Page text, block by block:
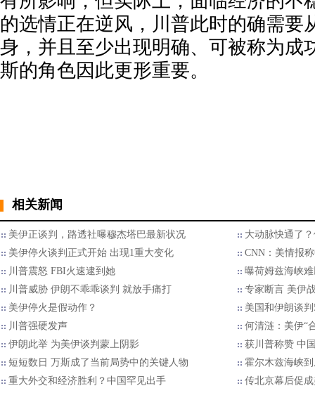
的选情正在逆风，川普此时的确需要
身，并且至少出现明确、可被称为成
斯的角色因此更形重要。
相关新闻
美伊正谈判，路透社曝穆杰塔巴最新状况
大动脉快通了
美伊停火谈判正式开始 出现1重大变化
CNN：美情报
川普震怒 FBI火速逮到她
曝荷姆兹海峡
川普威胁 伊朗不乖乖谈判 就放手痛打
专家断言 美伊
美伊停火是假动作？
美国和伊朗谈
川普强硬发声
何清涟：美伊“
伊朗此举 为美伊谈判蒙上阴影
获川普称赞 中
短短数日 万斯成了当前局势中的关键人物
霍尔木兹海峡
重大外交和经济胜利？中国罕见出手
传北京幕后促